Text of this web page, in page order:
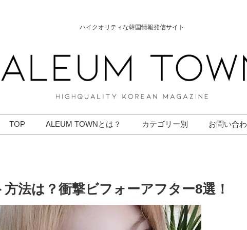
ハイクオリティな韓国情報発信サイト
TOP ALEUM TOWNとは？ カテゴリー別 お問い合
法は？衝撃ビフォーアフター8選！